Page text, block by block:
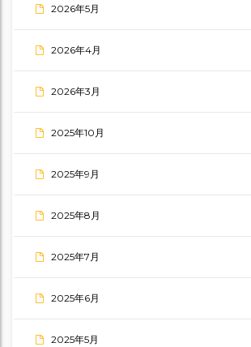
2026年5月
2026年4月
2026年3月
2025年10月
2025年9月
2025年8月
2025年7月
2025年6月
2025年5月